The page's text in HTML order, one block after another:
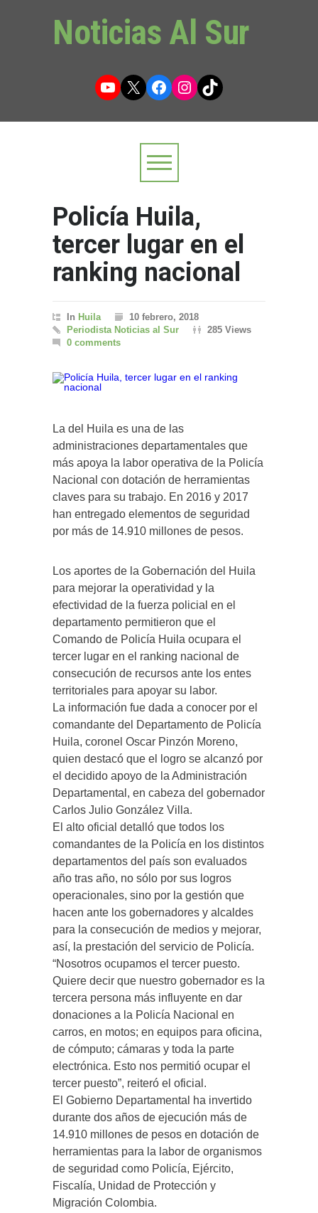
Noticias Al Sur
YouTube
X Facebook
Instagram
TikTok
Policía Huila,
tercer lugar en el
ranking nacional
In Huila
10 febrero, 2018
Periodista Noticias al Sur
285 Views
0 comments
La del Huila es una de las
administraciones departamentales que
más apoya la labor operativa de la Policía
Nacional con dotación de herramientas
claves para su trabajo. En 2016 y 2017
han entregado elementos de seguridad
por más de 14.910 millones de pesos.
Los aportes de la Gobernación del Huila
para mejorar la operatividad y la
efectividad de la fuerza policial en el
departamento permitieron que el
Comando de Policía Huila ocupara el
tercer lugar en el ranking nacional de
consecución de recursos ante los entes
territoriales para apoyar su labor.
La información fue dada a conocer por el
comandante del Departamento de Policía
Huila, coronel Oscar Pinzón Moreno,
quien destacó que el logro se alcanzó por
el decidido apoyo de la Administración
Departamental, en cabeza del gobernador
Carlos Julio González Villa.
El alto oficial detalló que todos los
comandantes de la Policía en los distintos
departamentos del país son evaluados
año tras año, no sólo por sus logros
operacionales, sino por la gestión que
hacen ante los gobernadores y alcaldes
para la consecución de medios y mejorar,
así, la prestación del servicio de Policía.
“Nosotros ocupamos el tercer puesto.
Quiere decir que nuestro gobernador es la
tercera persona más influyente en dar
donaciones a la Policía Nacional en
carros, en motos; en equipos para oficina,
de cómputo; cámaras y toda la parte
electrónica. Esto nos permitió ocupar el
tercer puesto”, reiteró el oficial.
El Gobierno Departamental ha invertido
durante dos años de ejecución más de
14.910 millones de pesos en dotación de
herramientas para la labor de organismos
de seguridad como Policía, Ejército,
Fiscalía, Unidad de Protección y
Migración Colombia.